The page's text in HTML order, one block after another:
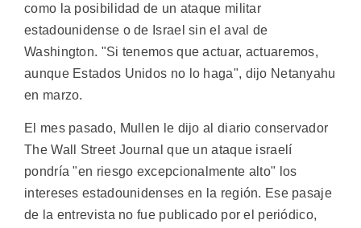
como la posibilidad de un ataque militar
estadounidense o de Israel sin el aval de
Washington. "Si tenemos que actuar, actuaremos,
aunque Estados Unidos no lo haga", dijo Netanyahu
en marzo.
El mes pasado, Mullen le dijo al diario conservador
The Wall Street Journal que un ataque israelí
pondría "en riesgo excepcionalmente alto" los
intereses estadounidenses en la región. Ese pasaje
de la entrevista no fue publicado por el periódico,